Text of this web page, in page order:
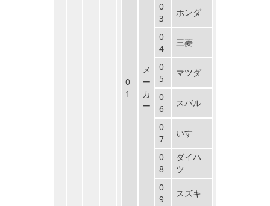
0
1
メ
ー
カ
ー
0
3
ホンダ
0
4
三菱
0
5
マツダ
0
6
スバル
0
7
いすゞ
0
8
ダイハ
ツ
0
9
スズキ